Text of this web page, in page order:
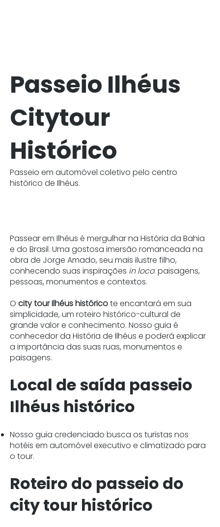
Passeio Ilhéus
Citytour
Histórico
Passeio em automóvel coletivo pelo centro
histórico de Ilhéus.
Passear em Ilhéus é mergulhar na História da Bahia
e do Brasil. Uma gostosa imersão romanceada na
obra de Jorge Amado, seu mais ilustre filho,
conhecendo suas inspirações in loco: paisagens,
pessoas, monumentos e contextos.
O city tour Ilhéus históricote encantará em sua
simplicidade, um roteiro histórico-cultural de
grande valor e conhecimento. Nosso guia é
conhecedor da História de Ilhéus e poderá explicar
a importância das suas ruas, monumentos e
paisagens.
Local de saída passeio
Ilhéus histórico
Nosso guia credenciado busca os turistas nos
hotéis em automóvel executivo e climatizado para
o tour.
Roteiro do passeio do
city tour histórico